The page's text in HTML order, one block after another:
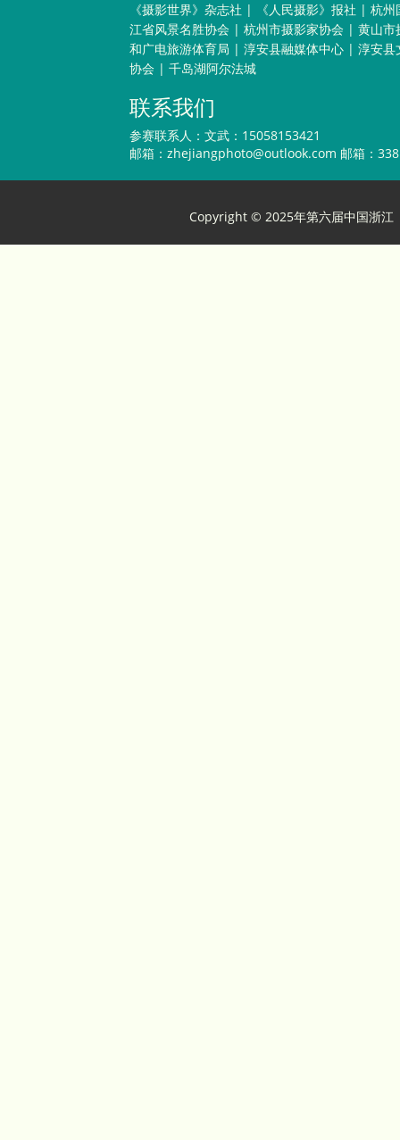
《摄影世界》杂志社 | 《人民摄影》报社 | 杭州
江省风景名胜协会 | 杭州市摄影家协会 | 黄山市
和广电旅游体育局 | 淳安县融媒体中心 | 淳安县
协会 | 千岛湖阿尔法城
联系我们
参赛联系人：文武：15058153421
邮箱： zhejiangphoto@outlook.com 邮箱：
Copyright © 2025年第六届中国浙